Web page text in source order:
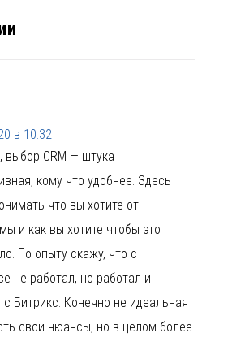
в 10:32
выбор CRM — штука
кому что удобнее. Здесь
что вы хотите от
и как вы хотите чтобы это
По опыту скажу, что с
не работал, но работал и
Битрикс. Конечно не идеальная
свои нюансы, но в целом более